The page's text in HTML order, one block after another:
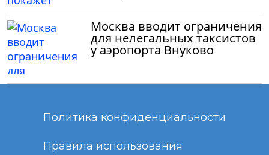
Москва вводит ограничения
для нелегальных таксистов
у аэропорта Внуково
Политика конфиденциальности
Правила использования